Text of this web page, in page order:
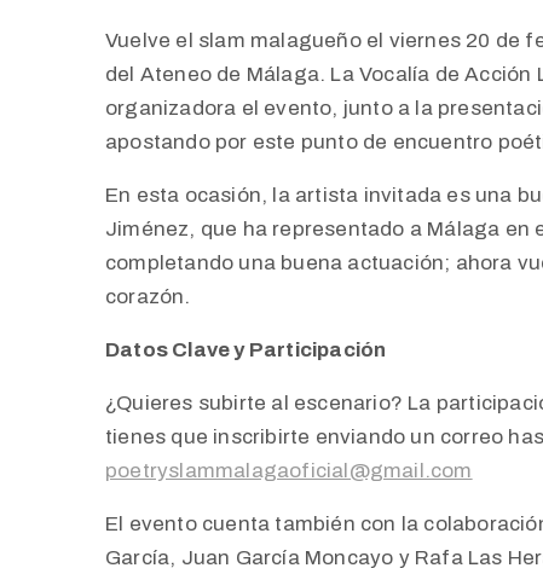
Vuelve el slam malagueño el viernes 20 de
del Ateneo de Málaga. La Vocalía de
organizadora el evento, junto a la
apostando por este punto de encuentro
En esta ocasión, la artista invitada es una
Jiménez, que ha representado a Málaga en
completando una buena actuación; ahora
corazón.
Datos Clave y Participación
¿Quieres subirte al escenario? La
tienes que inscribirte enviando un correo
poetryslammalagaoficial@gmail.com
El evento cuenta también con la
García, Juan García Moncayo y Rafa Las